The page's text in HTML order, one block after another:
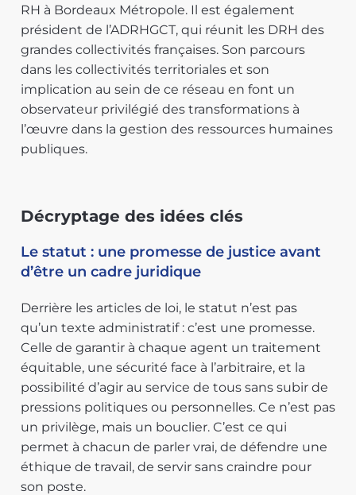
RH à Bordeaux Métropole. Il est également
président de l’ADRHGCT, qui réunit les DRH des
grandes collectivités françaises. Son parcours
dans les collectivités territoriales et son
implication au sein de ce réseau en font un
observateur privilégié des transformations à
l’œuvre dans la gestion des ressources humaines
publiques.
Décryptage des idées clés
Le statut : une promesse de justice avant
d’être un cadre juridique
Derrière les articles de loi, le statut n’est pas
qu’un texte administratif : c’est une promesse.
Celle de garantir à chaque agent un traitement
équitable, une sécurité face à l’arbitraire, et la
possibilité d’agir au service de tous sans subir de
pressions politiques ou personnelles. Ce n’est pas
un privilège, mais un bouclier. C’est ce qui
permet à chacun de parler vrai, de défendre une
éthique de travail, de servir sans craindre pour
son poste.